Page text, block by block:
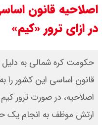
اصلاحیه قانون
در ازای ترور «کیم»
حکومت کره شمالی به دلیل
قانون اساسی این کشور را
اصلاحیه، در صورت ترور
ارتش موظف به انجام یک